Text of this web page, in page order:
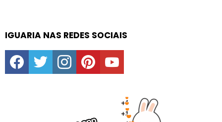
IGUARIA NAS REDES SOCIAIS
facebooktwitter instagrampinterestyoutube